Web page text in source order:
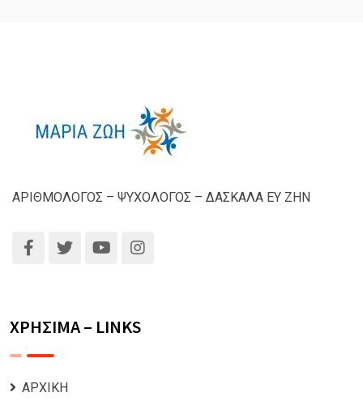
ΑΡΙΘΜΟΛΟΓΟΣ – ΨΥΧΟΛΟΓΟΣ – ΔΑΣΚΑΛΑ ΕΥ ΖΗΝ
ΧΡΗΣΙΜΑ – LINKS
ΑΡΧΙΚΗ